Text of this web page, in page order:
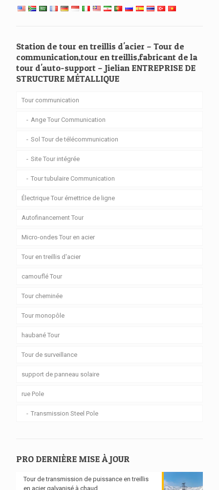
Station de tour en treillis d'acier – Tour de
communication,tour en treillis,fabricant de la
tour d'auto-support – Jielian ENTREPRISE DE
STRUCTURE MÉTALLIQUE
Tour communication
Ange Tour Communication
Sol Tour de télécommunication
Site Tour intégrée
Tour tubulaire Communication
Électrique Tour émettrice de ligne
Autofinancement Tour
Micro-ondes Tour en acier
Tour en treillis d'acier
camouflé Tour
Tour cheminée
Tour monopôle
haubané Tour
Tour de surveillance
support de panneau solaire
rue Pole
Transmission Steel Pole
PRO DERNIÈRE MISE À JOUR
Tour de transmission de puissance en treillis
en acier galvanisé à chaud